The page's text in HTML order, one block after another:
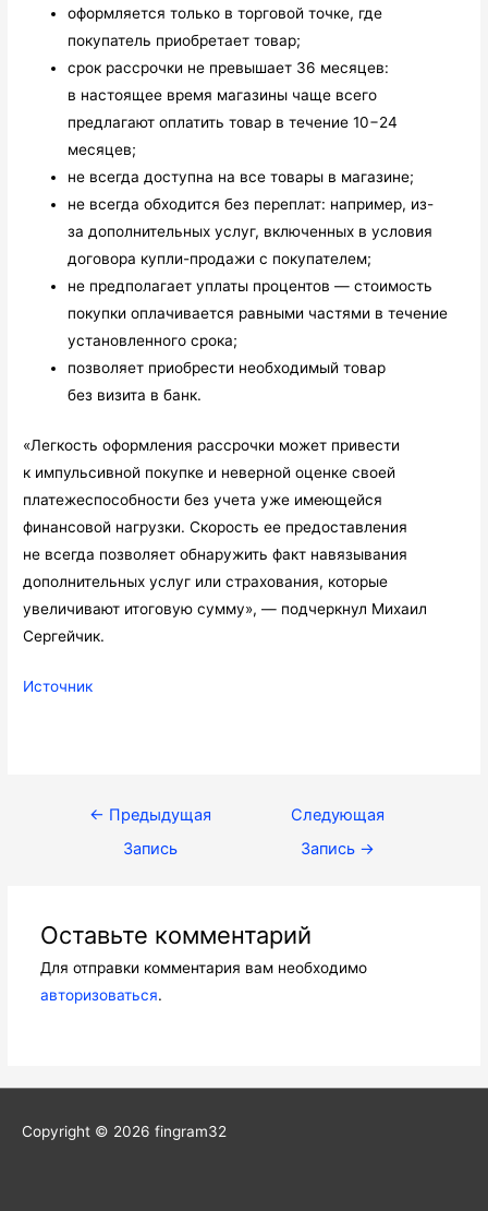
оформляется только в торговой точке, где
покупатель приобретает товар;
срок рассрочки не превышает 36 месяцев:
в настоящее время магазины чаще всего
предлагают оплатить товар в течение 10−24
месяцев;
не всегда доступна на все товары в магазине;
не всегда обходится без переплат: например, из-
за дополнительных услуг, включенных в условия
договора купли-продажи с покупателем;
не предполагает уплаты процентов — стоимость
покупки оплачивается равными частями в течение
установленного срока;
позволяет приобрести необходимый товар
без визита в банк.
«Легкость оформления рассрочки может привести
к импульсивной покупке и неверной оценке своей
платежеспособности без учета уже имеющейся
финансовой нагрузки. Скорость ее предоставления
не всегда позволяет обнаружить факт навязывания
дополнительных услуг или страхования, которые
увеличивают итоговую сумму», — подчеркнул Михаил
Сергейчик.
Источник
Навигация
← Предыдущая
Запись
Следующая
Запись →
Оставьте комментарий
Для отправки комментария вам необходимо
авторизоваться.
Copyright © 2026 fingram32